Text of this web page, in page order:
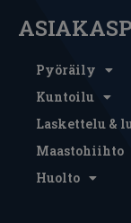
Pyöräily
Kuntoilu
Laskettelu &
Maastohiihto
Huolto